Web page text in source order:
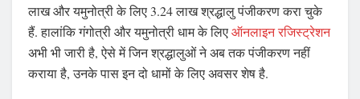
लाख और यमुनोत्री के लिए 3.24 लाख श्रद्धालु पंजीकरण करा चुके
हैं. हालांकि गंगोत्री और यमुनोत्री धाम के लिएऑनलाइन रजिस्ट्रेशन
अभी भी जारी है, ऐसे में जिन श्रद्धालुओं ने अब तक पंजीकरण नहीं
कराया है, उनके पास इन दो धामों के लिए अवसर शेष है.